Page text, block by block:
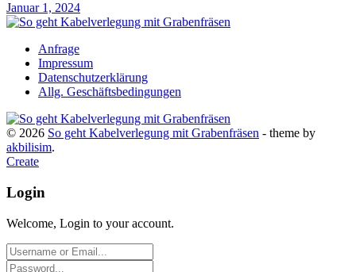
Januar 1, 2024
Anfrage
Impressum
Datenschutzerklärung
Allg. Geschäftsbedingungen
© 2026 So geht Kabelverlegung mit Grabenfräsen - theme by
akbilisim.
Create
Login
Welcome, Login to your account.